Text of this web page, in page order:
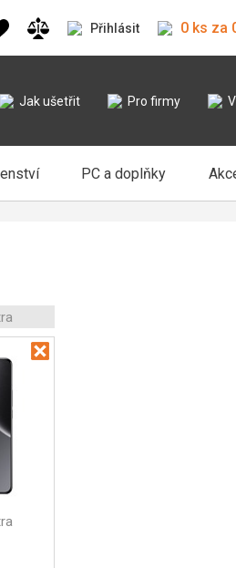
Přihlásit 0 ks za
Jak ušetřit Pro firmy
PC a doplňky